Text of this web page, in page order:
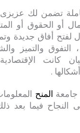
تضمن لك
أو الحقوق أو
لفتح أفاق جديدة
والتميز
كانت الإقتصادية
.
المنح
فيما بعد